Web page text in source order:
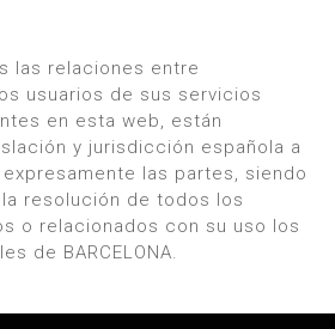
las relaciones entre
usuarios de sus servicios
en esta web, están
y jurisdicción española a
las partes, siendo
resolución de todos los
o relacionados con su uso los
de BARCELONA.